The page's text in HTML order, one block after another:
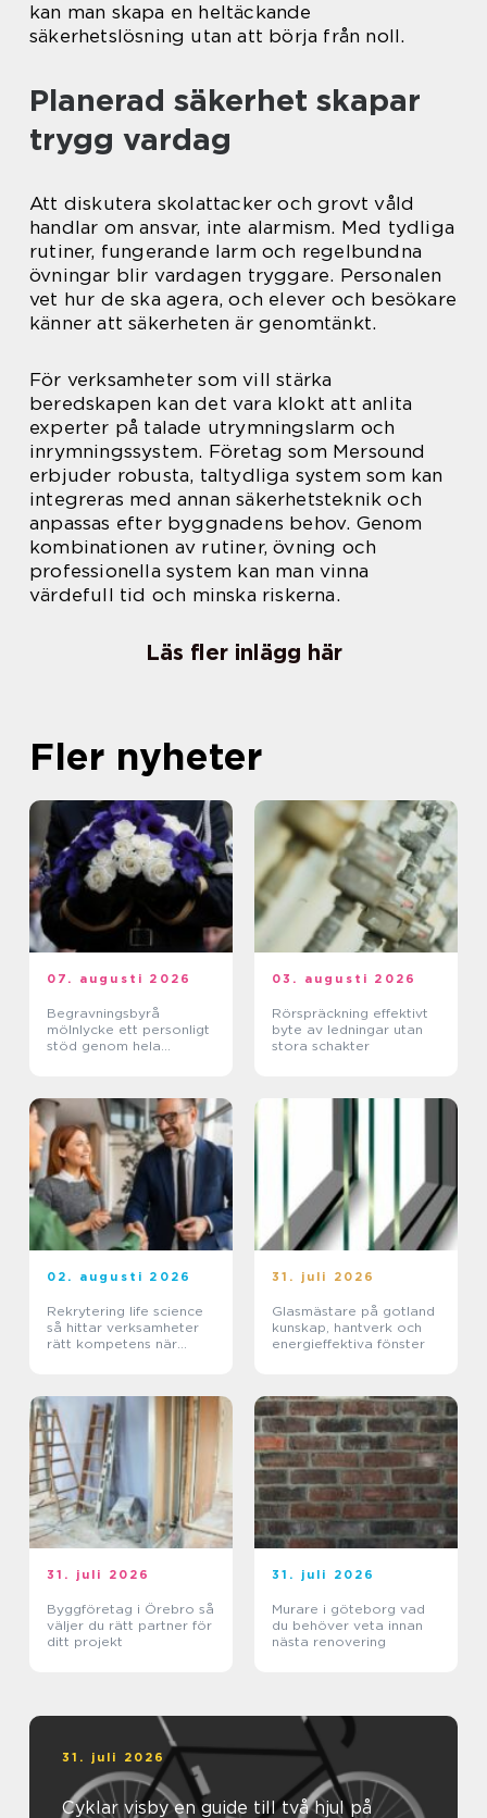
kan man skapa en heltäckande
säkerhetslösning utan att börja från noll.
Planerad säkerhet skapar
trygg vardag
Att diskutera skolattacker och grovt våld
handlar om ansvar, inte alarmism. Med tydliga
rutiner, fungerande larm och regelbundna
övningar blir vardagen tryggare. Personalen
vet hur de ska agera, och elever och besökare
känner att säkerheten är genomtänkt.
För verksamheter som vill stärka
beredskapen kan det vara klokt att anlita
experter på talade utrymningslarm och
inrymningssystem. Företag som Mersound
erbjuder robusta, taltydliga system som kan
integreras med annan säkerhetsteknik och
anpassas efter byggnadens behov. Genom
kombinationen av rutiner, övning och
professionella system kan man vinna
värdefull tid och minska riskerna.
Läs fler inlägg här
Fler nyheter
07. augusti 2026
Begravningsbyrå
mölnlycke ett personligt
stöd genom hela
03. augusti 2026
Rörspräckning effektivt
byte av ledningar utan
stora schakter
02. augusti 2026
Rekrytering life science
så hittar verksamheter
rätt kompetens när
31. juli 2026
Glasmästare på gotland
kunskap, hantverk och
energieffektiva fönster
31. juli 2026
Byggföretag i Örebro så
väljer du rätt partner för
ditt projekt
31. juli 2026
Murare i göteborg vad
du behöver veta innan
nästa renovering
31. juli 2026
Cyklar visby en guide till två hjul på